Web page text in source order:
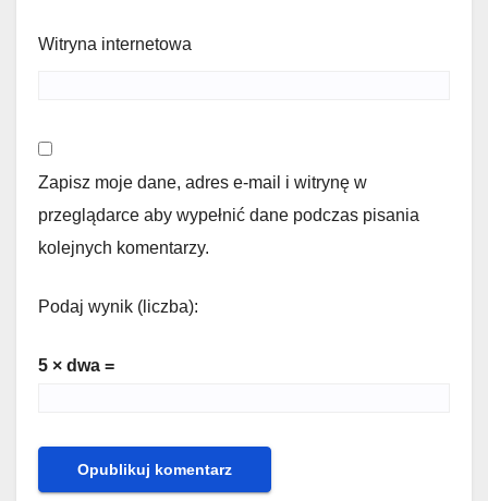
Witryna internetowa
Zapisz moje dane, adres e-mail i witrynę w
przeglądarce aby wypełnić dane podczas pisania
kolejnych komentarzy.
Podaj wynik (liczba):
5 × dwa =